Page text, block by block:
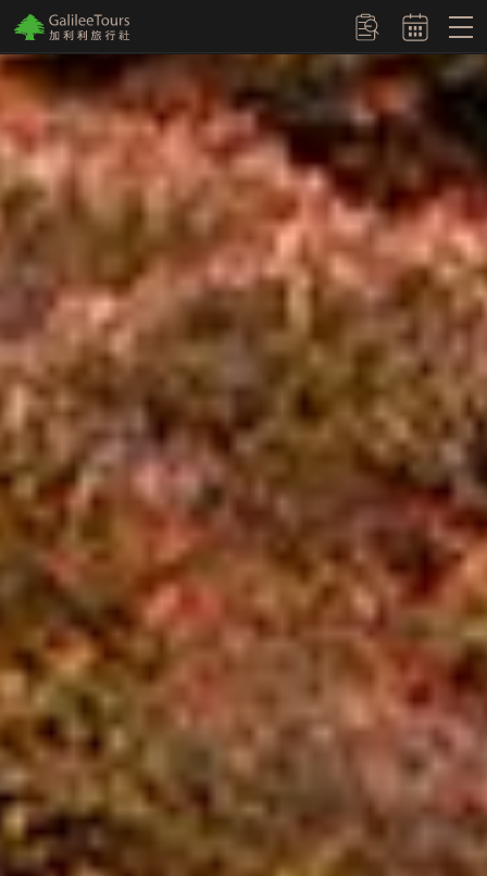
logo 訂單查詢
埃及：金字塔
北海道：破冰船
歐洲聖誕市集
日本賞楓：磐梯吾妻SkyLine
蜜月主題頁
關東：明治神宮外苑 銀杏大道（銀杏）
蒂卡波銀河觀星
日本賞楓
極光：冰島極光